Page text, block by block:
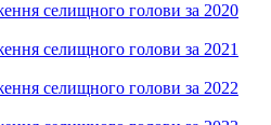
селищного голови за 2020
селищного голови за 2021
селищного голови за 2022